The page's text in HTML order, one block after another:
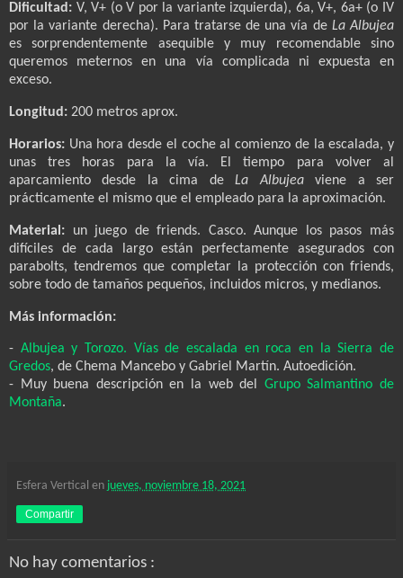
Dificultad: V, V+ (o V por la variante izquierda), 6a, V+, 6a+ (o IV
por la variante derecha). Para tratarse de una vía de La Albujea
es sorprendentemente asequible y muy recomendable sino
queremos meternos en una vía complicada ni expuesta en
exceso.
Longitud: 200 metros aprox.
Horarios: Una hora desde el coche al comienzo de la escalada, y
unas tres horas para la vía. El tiempo para volver al
aparcamiento desde la cima deLa Albujeaviene a ser
prácticamente el mismo que el empleado para la aproximación.
Material: un juego de friends. Casco. Aunque los pasos más
difíciles de cada largo están perfectamente asegurados con
parabolts, tendremos que completar la protección con friends,
sobre todo de tamaños pequeños, incluidos micros, y medianos.
Más información:
- Albujea y Torozo. Vías de escalada en roca en la Sierra de
Gredos, de Chema Mancebo y Gabriel Martín. Autoedición.
- Muy buena descripción en la web del Grupo Salmantino de
Montaña.
Esfera Vertical en jueves, noviembre 18, 2021
Compartir
No hay comentarios :